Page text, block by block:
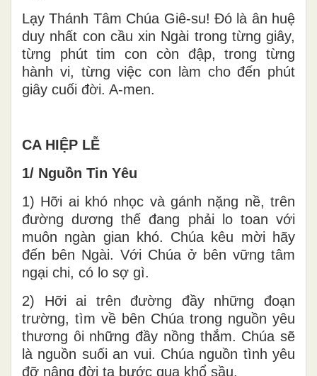
Lạy Thánh Tâm Chúa Giê-su! Đó là ân huệ
duy nhất con cầu xin Ngài trong từng giây,
từng phút tim con còn đập, trong từng
hành vi, từng việc con làm cho đến phút
giây cuối đời. A-men.
CA HIỆP LỄ
1/ Nguồn Tin Yêu
1) Hỡi ai khó nhọc và gánh nặng nề, trên
đường dương thế đang phải lo toan với
muôn ngàn gian khó. Chúa kêu mời hãy
đến bên Ngài. Với Chúa ở bên vững tâm
ngại chi, có lo sợ gì.
2) Hỡi ai trên đường đầy những đoạn
trường, tìm về bên Chúa trong nguồn yêu
thương ôi những đầy nồng thắm. Chúa sẽ
là nguồn suối an vui. Chúa nguồn tình yêu
đỡ nâng đời ta bước qua khổ sầu.